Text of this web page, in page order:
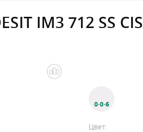
IM3 712 SS CIS
0·0·6
Цвет: